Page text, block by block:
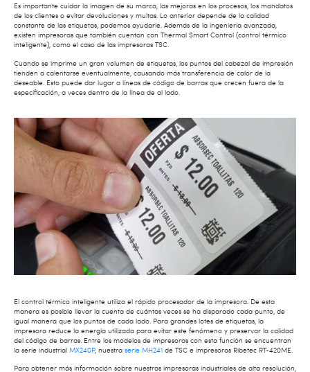
Es importante cuidar la imagen de su marca, las mejoras en los procesos, los mandatos
de los clientes o evitar devoluciones y multas. Lo anterior depende de la calidad
constante de las etiquetas, podemos ayudarle. Además de la ingeniería avanzada,
existen impresoras que también cuentan con Thermal Smart Control (control térmico
inteligente), como el caso de las impresoras TSC.
Cuando se imprime un gran volumen de etiquetas, los puntos del cabezal de impresión
tienden a calentarse eventualmente, causando más transferencia de calor de la
deseable. Esto puede dar lugar a líneas de código de barras que crecen fuera de la
especificación, a veces dentro de la línea de al lado.
El control térmico inteligente utiliza el rápido procesador de la impresora. De esta
manera es posible llevar la cuenta de cuántas veces se ha disparado cada punto, de
igual manera que los puntos de cada lado. Para grandes lotes de etiquetas, la
impresora reduce la energía utilizada para evitar este fenómeno y preservar la calidad
del código de barras. Entre los modelos de impresoras con esta función se encuentran
la serie industrial MX240P, nuestra serie MH241 de TSC e impresoras Ribetec RT-420ME.
Para obtener más información sobre nuestras impresoras industriales de alta resolución,